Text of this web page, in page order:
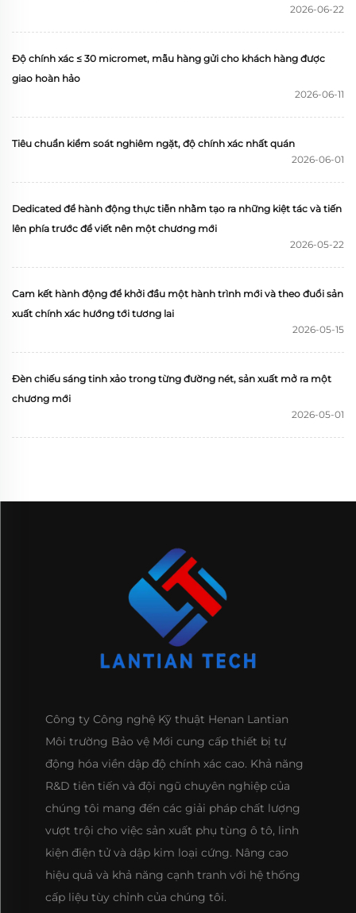
2026-06-22
Độ chính xác ≤ 30 micromet, mẫu hàng gửi cho khách hàng được
giao hoàn hảo
2026-06-11
Tiêu chuẩn kiểm soát nghiêm ngặt, độ chính xác nhất quán
2026-06-01
Dedicated để hành động thực tiễn nhằm tạo ra những kiệt tác và tiến
lên phía trước để viết nên một chương mới
2026-05-22
Cam kết hành động để khởi đầu một hành trình mới và theo đuổi sản
xuất chính xác hướng tới tương lai
2026-05-15
Đèn chiếu sáng tinh xảo trong từng đường nét, sản xuất mở ra một
chương mới
2026-05-01
Công ty Công nghệ Kỹ thuật Henan Lantian
Môi trường Bảo vệ Mới cung cấp thiết bị tự
động hóa viền dập độ chính xác cao. Khả năng
R&D tiên tiến và đội ngũ chuyên nghiệp của
chúng tôi mang đến các giải pháp chất lượng
vượt trội cho việc sản xuất phụ tùng ô tô, linh
kiện điện tử và dập kim loại cứng. Nâng cao
hiệu quả và khả năng cạnh tranh với hệ thống
cấp liệu tùy chỉnh của chúng tôi.